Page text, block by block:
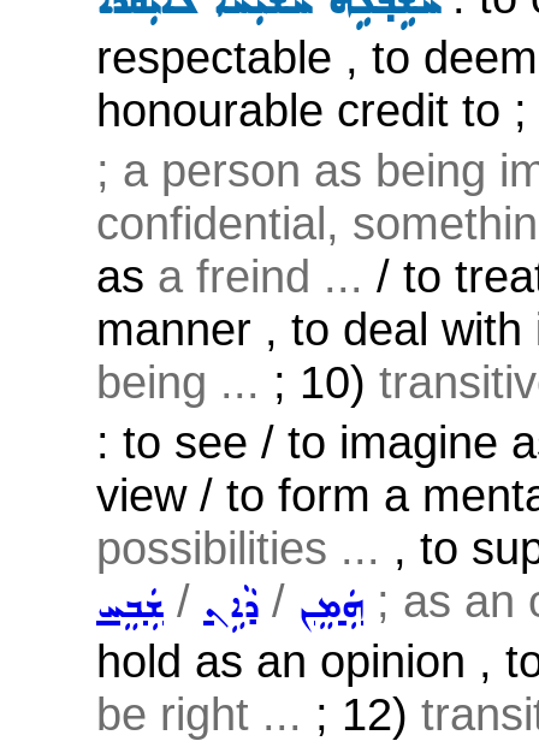
respectable , to
honourable credit to
; a person as being
confidential,
as a freind ... / to
manner , to deal
being ... ; 10)
: to see / to imagine
view / to form a
possibilities ... , to
ܫܲܒܸܚ / ܕܵܐܹܢ / ܗܲܡܸܢ ; as an
hold as an opinion ,
be right ... ; 12)